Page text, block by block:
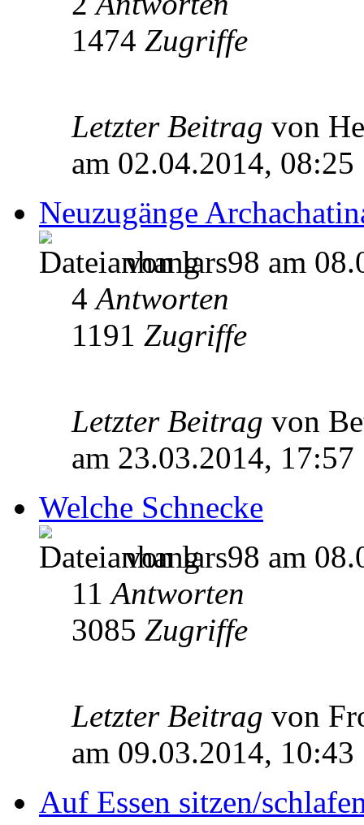
1474 Zugriffe
Letzter Beitrag von
am 02.04.2014, 08:25
Neuzugänge
von lars98 am
4Antworten
1191 Zugriffe
Letzter Beitrag von
am 23.03.2014, 17:57
Welche Schnecke
von lars98 am
11Antworten
3085 Zugriffe
Letzter Beitrag von
am 09.03.2014, 10:43
Auf Essen sitzen/